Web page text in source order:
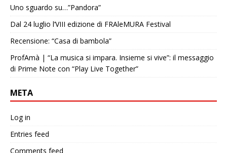
Uno sguardo su…”Pandora”
Dal 24 luglio l’VIII edizione di FRAleMURA Festival
Recensione: “Casa di bambola”
ProfAmà | “La musica si impara. Insieme si vive”: il messaggio
di Prime Note con “Play Live Together”
META
Log in
Entries feed
Comments feed